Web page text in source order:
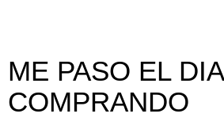
ME PASO EL DIA
COMPRANDO